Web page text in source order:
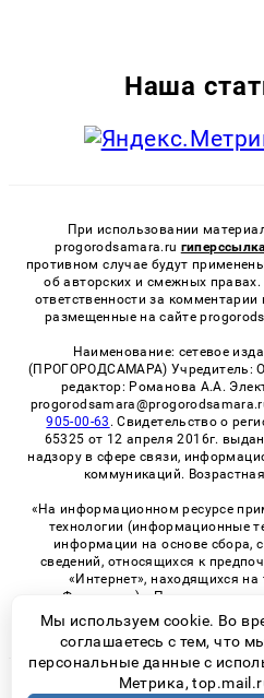
Наша
При использовании
progorodsamara.ru
противном случае будут
об авторских и смежных
ответственности за
размещенные на сайте
Наименование: сетевое
(ПРОГОРОДСАМАРА) Учредитель:
редактор: Романова А.А.
905-00-63 . Свидетельство о
65325 от 12 апреля 2016г.
надзору в сфере связи,
коммуникаций.
«На информационном ресурсе
технологии (информационные
информации на основе сбора,
сведений, относящихся к
«Интернет», находящихся на
Федерации)». Правила
технологий в виджетах
© 2026 «ProGorodSamara»
Мы используем cookie. Во
соглашаетесь с тем, что
персональные данные с
Метрика,